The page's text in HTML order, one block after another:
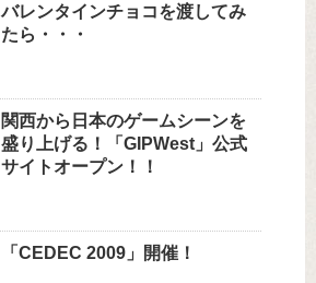
バレンタインチョコを渡してみ
たら・・・
関西から日本のゲームシーンを
盛り上げる！「GIPWest」公式
サイトオープン！！
「CEDEC 2009」開催！